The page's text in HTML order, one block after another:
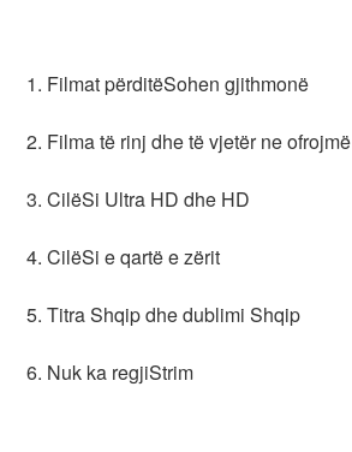
1. Filmat përditëSohen gjithmonë
2. Filma të rinj dhe të vjetër ne ofrojmë
3. CilëSi Ultra HD dhe HD
4. CilëSi e qartë e zërit
5. Titra Shqip dhe dublimi Shqip
6. Nuk ka regjiStrim